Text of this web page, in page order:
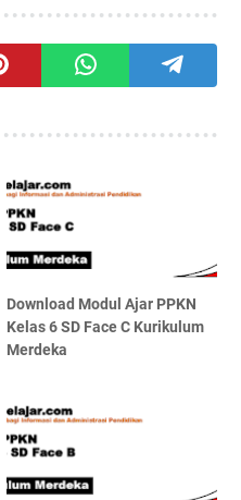
Download Modul Ajar PPKN
Kelas 6 SD Face C Kurikulum
Merdeka